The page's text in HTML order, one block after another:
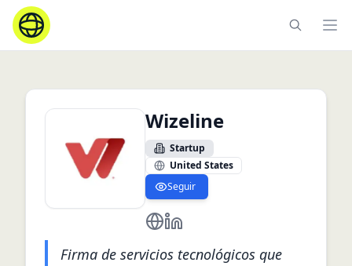
Wizeline
Startup
United States
Seguir
https://www.wizeline.com/
https://www.linkedin.com/
Firma de servicios tecnológicos que